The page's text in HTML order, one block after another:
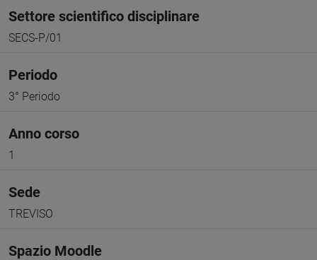
Settore scientifico disciplinare
SECS-P/01
Periodo
3° Periodo
Anno corso
1
Sede
TREVISO
Spazio Moodle